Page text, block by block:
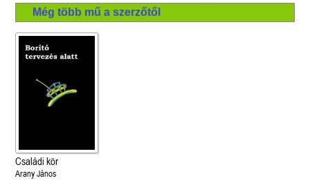
Még több mű a szerzőtől
Családi kör
Arany János